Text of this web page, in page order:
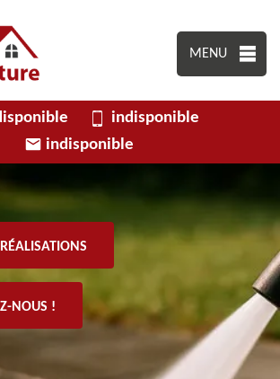
MENU
indisponible
indisponible
NOUS !